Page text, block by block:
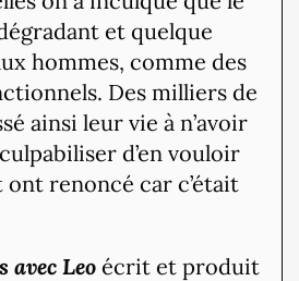
et quelque
hommes, comme des
Des milliers de
ainsi leur vie à n’avoir
d’en vouloir
renoncé car c’était
avec Leo écrit et produit